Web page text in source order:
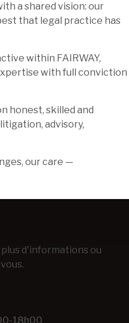
pour être
police. Que
d'informations ou
18h00
a shared vision: our
that legal practice has
within FAIRWAY,
with full conviction
honest, skilled and
advisory,
our care —